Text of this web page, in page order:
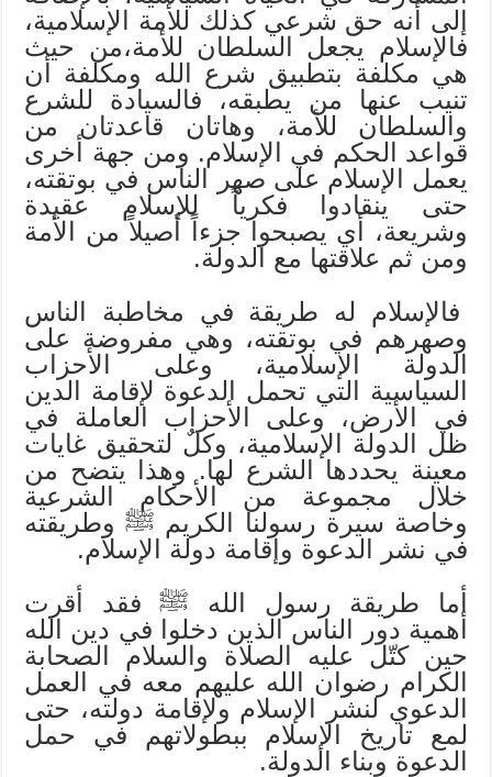
إلى أنه حق شرعي كذلك للأمة الإسلامية،
فالإسلام يجعل السلطان للأمة،من حيث
هي مكلفة بتطبيق شرع الله ومكلفة أن
تنيب عنها من يطبقه، فالسيادة للشرع
والسلطان للأمة، وهاتان قاعدتان من
قواعد الحكم في الإسلام. ومن جهة أخرى
يعمل الإسلام على صهر الناس في بوتقته،
حتى ينقادوا فكرياً للإسلام عقيدة
وشريعة، أي يصبحوا جزءاً أصيلاً من الأمة
ومن ثم علاقتها مع الدولة.
فالإسلام له طريقة في مخاطبة الناس
وصهرهم في بوتقته، وهي مفروضة على
الدولة الإسلامية، وعلى الأحزاب
السياسية التي تحمل الدعوة لإقامة الدين
في الأرض، وعلى الأحزاب العاملة في
ظل الدولة الإسلامية، وكلٌ لتحقيق غايات
معينة يحددها الشرع لها. وهذا يتضح من
خلال مجموعة من الأحكام الشرعية
وخاصة سيرة رسولنا الكريم ﷺ وطريقته
في نشر الدعوة وإقامة دولة الإسلام.
أما طريقة رسول الله ﷺ فقد أقرت
أهمية دور الناس الذين دخلوا في دين الله
حين كتّل عليه الصلاة والسلام الصحابة
الكرام رضوان الله عليهم معه في العمل
الدعوي لنشر الإسلام ولإقامة دولته، حتى
لمع تاريخ الإسلام ببطولاتهم في حمل
الدعوة وبناء الدولة.